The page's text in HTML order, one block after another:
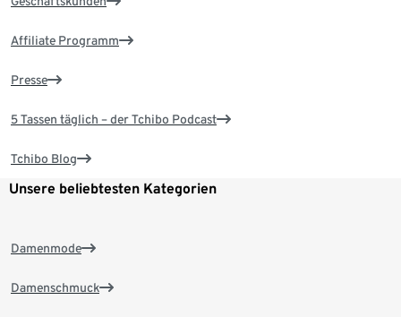
Affiliate Programm
Presse
5 Tassen täglich – der Tchibo Podcast
Tchibo Blog
Unsere beliebtesten Kategorien
Damenmode
Damenschmuck